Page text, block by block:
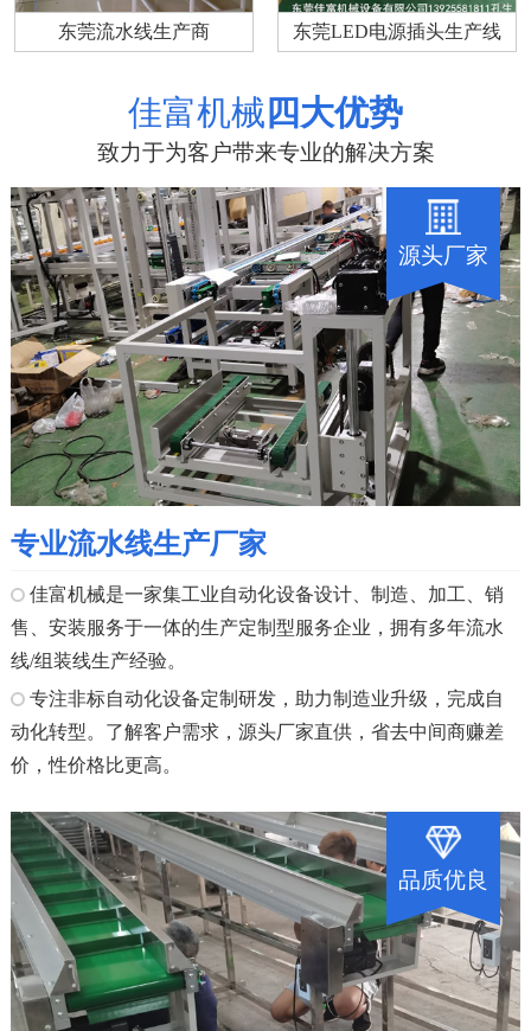
东莞流水线生产商 东莞LED电源插头生产线
佳富机械 四大优势
致力于为客户带来专业的解决方案
源头厂家
专业流水线生产厂家
佳富机械是一家集工业自动化设备设计、制造、加工、销
售、安装服务于一体的生产定制型服务企业，拥有多年流水
线/组装线生产经验。
专注非标自动化设备定制研发，助力制造业升级，完成自
动化转型。了解客户需求，源头厂家直供，省去中间商赚差
价，性价格比更高。
品质优良